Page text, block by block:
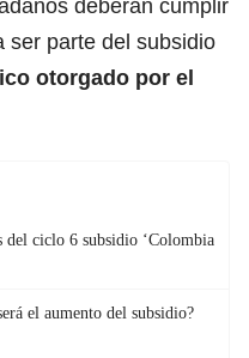
deberán cumplir
ser parte del subsidio
otorgado por el
del ciclo 6 subsidio ‘Colombia
el aumento del subsidio?